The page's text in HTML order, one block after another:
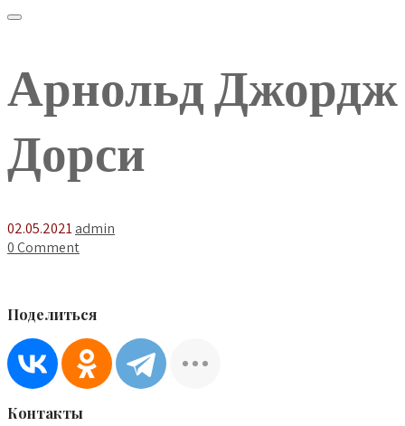
Арнольд Джордж
Дорси
02.05.2021admin
0 Comment
Поделиться
Контакты